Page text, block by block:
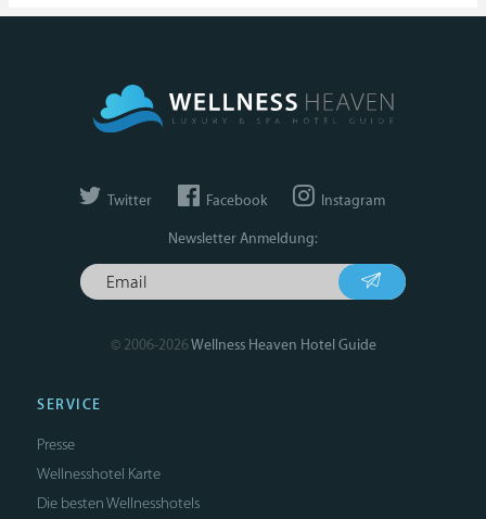
Twitter Facebook Instagram
Newsletter Anmeldung:
© 2006-2026Wellness Heaven Hotel Guide
SERVICE
Presse
Wellnesshotel Karte
Die besten Wellnesshotels